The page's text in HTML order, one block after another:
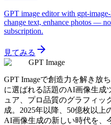
GPT image editor with gpt-
change text, enhance photos —
subscription.
見てみる
GPT Image
GPT Imageで創造力を解き放
に選ばれる話題のAI画像生成
ュア、プロ品質のグラフィ
成。2025年以降、50億枚以上
AI画像生成の新しい時代を、